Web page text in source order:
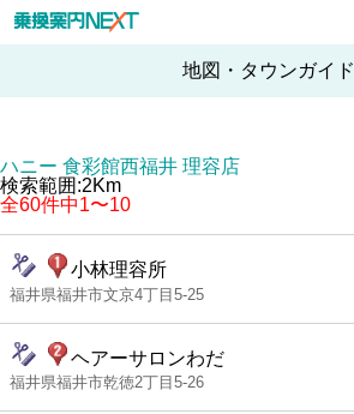
地図・タウンガイド
ハニー 食彩館西福井 理容店
検索範囲:2Km
全60件中1〜10
小林理容所
福井県福井市文京4丁目5-25
ヘアーサロンわだ
福井県福井市乾徳2丁目5-26